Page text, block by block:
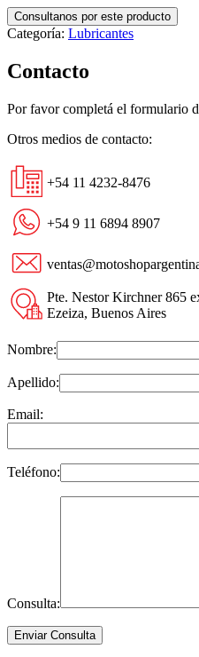
Consultanos por este producto
Categoría: Lubricantes
Contacto
Por favor completá el formulario
Otros medios de contacto:
+54 11 4232-8476
+54 9 11 6894 8907
Pte. Nestor Kirchner 865
Ezeiza, Buenos Aires
Nombre:
Apellido:
Email:
Teléfono:
Consulta: